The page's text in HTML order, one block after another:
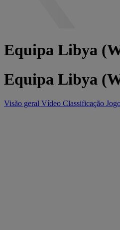
Equipa Libya
Equipa Libya
Visão geral Vídeo Classificação